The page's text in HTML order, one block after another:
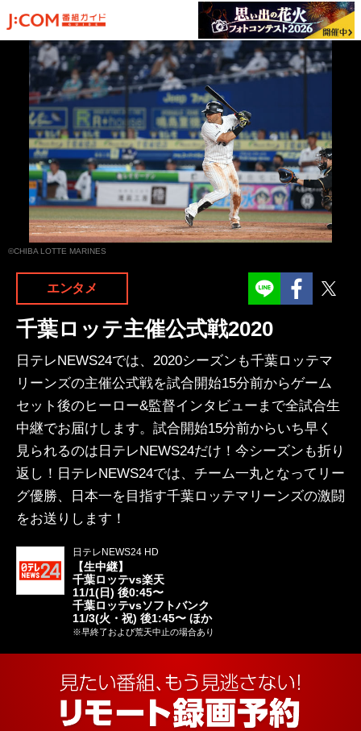
©CHIBA LOTTE MARINES
エンタメ
千葉ロッテ主催公式戦2020
日テレNEWS24では、2020シーズンも千葉ロッテマ
リーンズの主催公式戦を試合開始15分前からゲーム
セット後のヒーロー&監督インタビューまで全試合生
中継でお届けします。試合開始15分前からいち早く
見られるのは日テレNEWS24だけ！今シーズンも折り
返し！日テレNEWS24では、チーム一丸となってリー
グ優勝、日本一を目指す千葉ロッテマリーンズの激闘
をお送りします！
日テレNEWS24 HD
【生中継】
千葉ロッテvs楽天
11/1(日) 後0:45〜
千葉ロッテvsソフトバンク
11/3(火・祝) 後1:45〜 ほか
※早終了および荒天中止の場合あり